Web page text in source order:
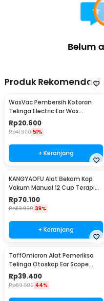
Belum
Produk Rekomendasi
WaxVac Pembersih Kotoran
Telinga Electric Ear Wax
Vacuum Silicon Tip - 682
Rp20.600
Rp41.900 51%
+ Keranjang
KANGYAOFU Alat Bekam Kop
Vakum Manual 12 Cup Terapi
Cupping Set - KN12
Rp70.100
Rp113.900 39%
+ Keranjang
TaffOmicron Alat Pemeriksa
Telinga Otoskop Ear Scope
with LED Light - KT-GF08HA
Rp39.400
Rp69.900 44%